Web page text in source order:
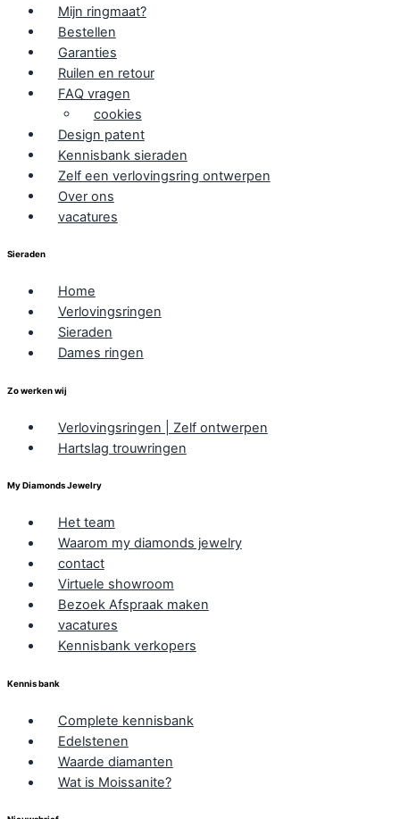
Mijn ringmaat?
Bestellen
Garanties
Ruilen en retour
FAQ vragen
cookies
Design patent
Kennisbank sieraden
Zelf een verlovingsring ontwerpen
Over ons
vacatures
Sieraden
Home
Verlovingsringen
Sieraden
Dames ringen
Zo werken wij
Verlovingsringen | Zelf ontwerpen
Hartslag trouwringen
My Diamonds Jewelry
Het team
Waarom my diamonds jewelry
contact
Virtuele showroom
Bezoek Afspraak maken
vacatures
Kennisbank verkopers
Kennis bank
Complete kennisbank
Edelstenen
Waarde diamanten
Wat is Moissanite?